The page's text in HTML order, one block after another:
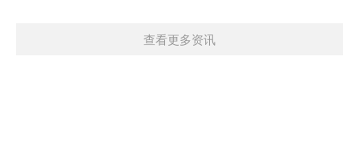
查看更多资讯